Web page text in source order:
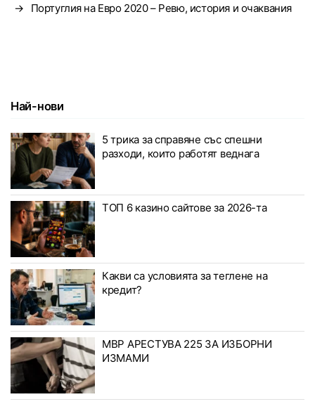
→ Португлия на Евро 2020 – Ревю, история и очаквания
Най-нови
5 трика за справяне със спешни
разходи, които работят веднага
ТОП 6 казино сайтове за 2026-та
Какви са условията за теглене на
кредит?
МВР АРЕСТУВА 225 ЗА ИЗБОРНИ
ИЗМАМИ